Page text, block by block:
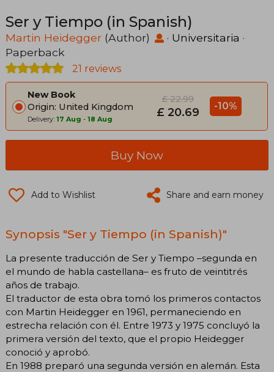
Ser y Tiempo (in Spanish)
Martin Heidegger (Author) · Universitaria ·
Paperback
21 reviews
New Book
Origin: United Kingdom
Delivery: 17 Aug - 18 Aug
£ 22.99
£ 20.69 -10%
Buy Now
Add to Wishlist Share and earn money
Synopsis "Ser y Tiempo (in Spanish)"
La presente traducción de Ser y Tiempo –segunda en
el mundo de habla castellana– es fruto de veintitrés
años de trabajo.
El traductor de esta obra tomó los primeros contactos
con Martin Heidegger en 1961, permaneciendo en
estrecha relación con él. Entre 1973 y 1975 concluyó la
primera versión del texto, que el propio Heidegger
conoció y aprobó.
En 1988 preparó una segunda versión en alemán. Esta